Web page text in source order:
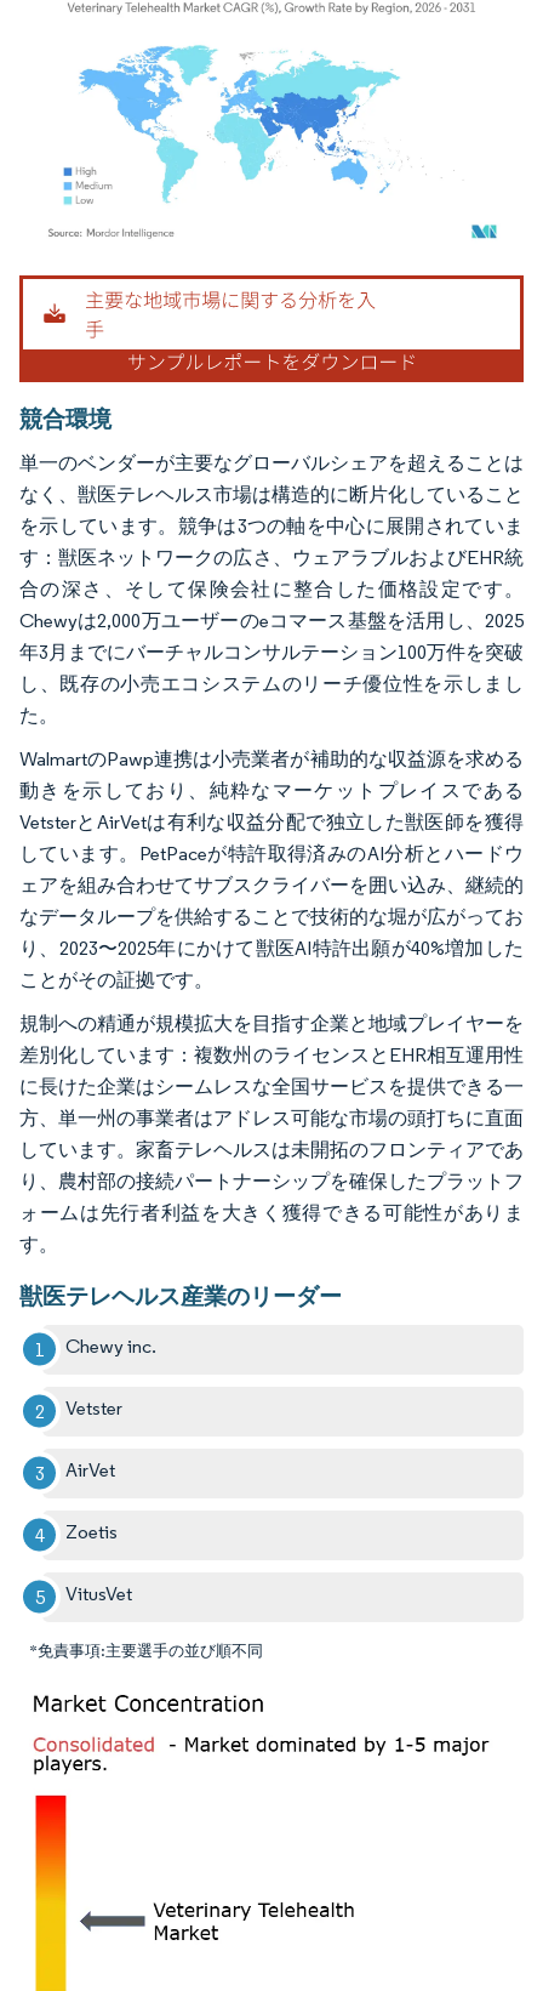
画像 © Mordor Intelligence。再利用にはCC BY 4.0の表示が必要です。
競合環境
単一のベンダーが主要なグローバルシェアを超えることは
なく、獣医テレヘルス市場は構造的に断片化していること
を示しています。競争は3つの軸を中心に展開されていま
す：獣医ネットワークの広さ、ウェアラブルおよびEHR統
合の深さ、そして保険会社に整合した価格設定です。
Chewyは2,000万ユーザーのeコマース基盤を活用し、2025
年3月までにバーチャルコンサルテーション100万件を突破
し、既存の小売エコシステムのリーチ優位性を示しまし
た。
WalmartのPawp連携は小売業者が補助的な収益源を求める
動きを示しており、純粋なマーケットプレイスである
VetsterとAirVetは有利な収益分配で独立した獣医師を獲得
しています。PetPaceが特許取得済みのAI分析とハードウ
ェアを組み合わせてサブスクライバーを囲い込み、継続的
なデータループを供給することで技術的な堀が広がってお
り、2023〜2025年にかけて獣医AI特許出願が40%増加した
ことがその証拠です。
規制への精通が規模拡大を目指す企業と地域プレイヤーを
差別化しています：複数州のライセンスとEHR相互運用性
に長けた企業はシームレスな全国サービスを提供できる一
方、単一州の事業者はアドレス可能な市場の頭打ちに直面
しています。家畜テレヘルスは未開拓のフロンティアであ
り、農村部の接続パートナーシップを確保したプラットフ
ォームは先行者利益を大きく獲得できる可能性がありま
す。
獣医テレヘルス産業のリーダー
Chewy inc.
Vetster
AirVet
Zoetis
VitusVet
*免責事項:主要選手の並び順不同